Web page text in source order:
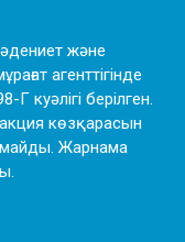
және
агенттігінде
куәлігі берілген.
көзқарасын
Жарнама